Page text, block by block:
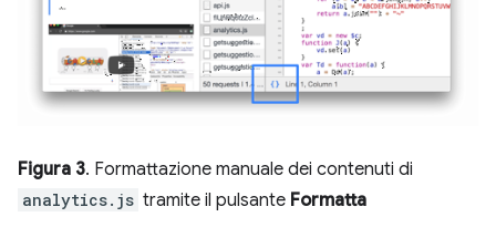
Figura 3. Formattazione manuale dei contenuti di
analytics.js tramite il pulsante Formatta